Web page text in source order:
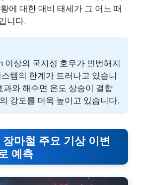
에 대한 대비 태세가 그 어느 때
니다.
상의 국지성 호우가 빈번해지
템의 한계가 드러나고 있습니
과와 해수면 온도 상승이 결합
강도를 더욱 높이고 있습니다.
마철 주요 기상 이변
예측